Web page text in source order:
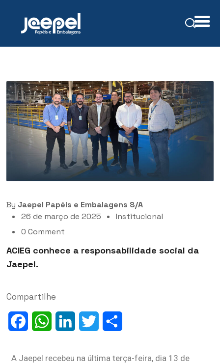
By Jaepel Papéis e Embalagens S/A
26 de março de 2025
Institucional
0 Comment
ACIEG conhece a responsabilidade social da
Jaepel.
Compartilhe
FacebookWhatsAppLinkedIn Twitter
A Jaepel recebeu na última terça-feira, dia 13 de